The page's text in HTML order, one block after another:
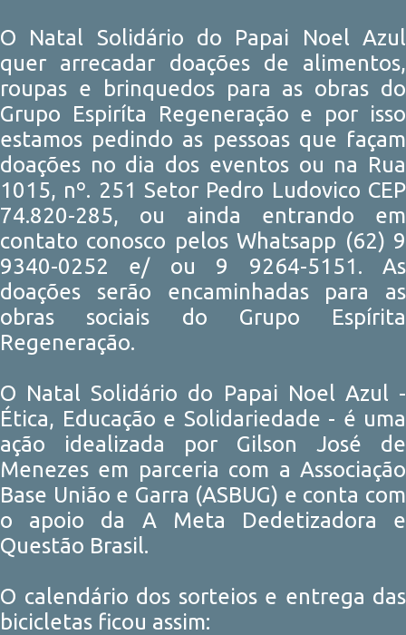
O Natal Solidário do Papai Noel Azul
quer arrecadar doações de alimentos,
roupas e brinquedos para as obras do
Grupo Espiríta Regeneração e por isso
estamos pedindo as pessoas que façam
doações no dia dos eventos ou na Rua
1015, nº. 251 Setor Pedro Ludovico CEP
74.820-285, ou ainda entrando em
contato conosco pelos Whatsapp (62) 9
9340-0252 e/ ou 9 9264-5151. As
doações serão encaminhadas para as
obras sociais do Grupo Espírita
Regeneração.
O Natal Solidário do Papai Noel Azul -
Ética, Educação e Solidariedade - é uma
ação idealizada por Gilson José de
Menezes em parceria com a Associação
Base União e Garra (ASBUG) e conta com
o apoio da A Meta Dedetizadora e
Questão Brasil.
O calendário dos sorteios e entrega das
bicicletas ficou assim: